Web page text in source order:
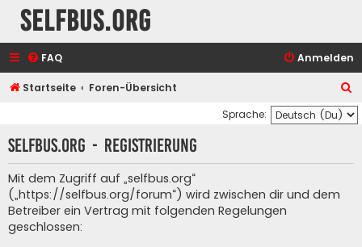
selfbus.org
FAQ Anmelden
Startseite Foren-Übersicht
u
c
Sprache:
selfbus.org - Registrierung
Mit dem Zugriff auf „selfbus.org“
(„https://selfbus.org/forum“) wird zwischen dir und dem
Betreiber ein Vertrag mit folgenden Regelungen
geschlossen: